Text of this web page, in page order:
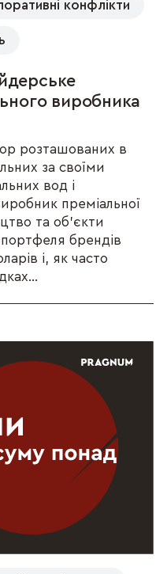
конфлікти
виробника
розташованих в
за своїми
вод і
преміальної
та об’єкти
портфеля брендів
і, як часто